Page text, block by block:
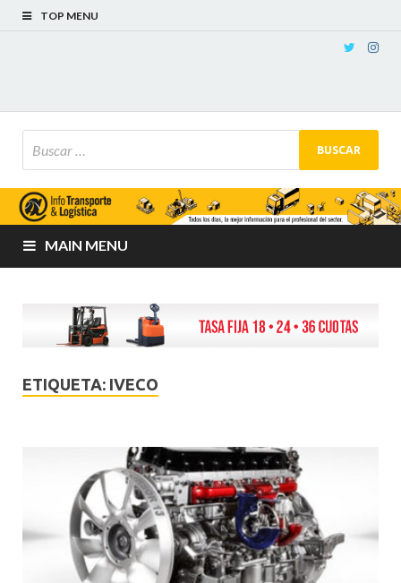
TOP MENU
MAIN MENU
ETIQUETA: IVECO